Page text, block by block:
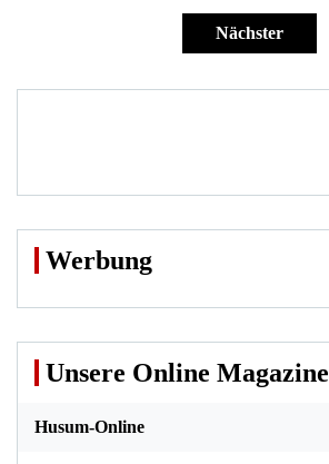
Nächster
Werbung
Unsere Online Magazine
Husum-Online